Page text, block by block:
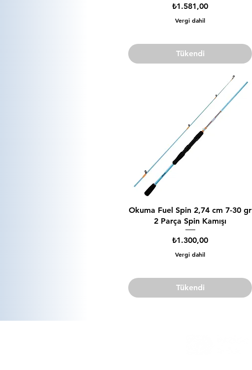
Fiyat
₺1.581,00
Vergi dahil
Tükendi
Okuma Fuel Spin 2,74 cm 7-30 gr
2 Parça Spin Kamışı
Fiyat
₺1.300,00
Vergi dahil
Tükendi